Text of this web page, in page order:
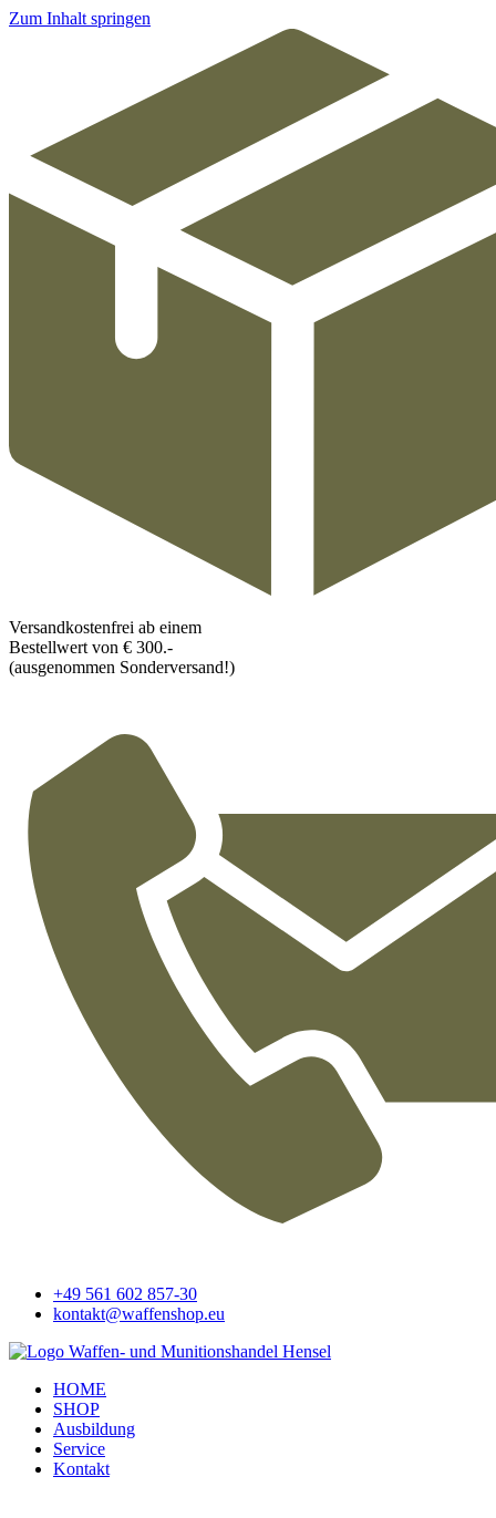
Zum Inhalt springen
Versandkostenfrei ab einem
Bestellwert von € 300.-
(ausgenommen Sonderversand!)
+49 561 602 857-30
kontakt@waffenshop.eu
HOME
SHOP
Ausbildung
Service
Kontakt